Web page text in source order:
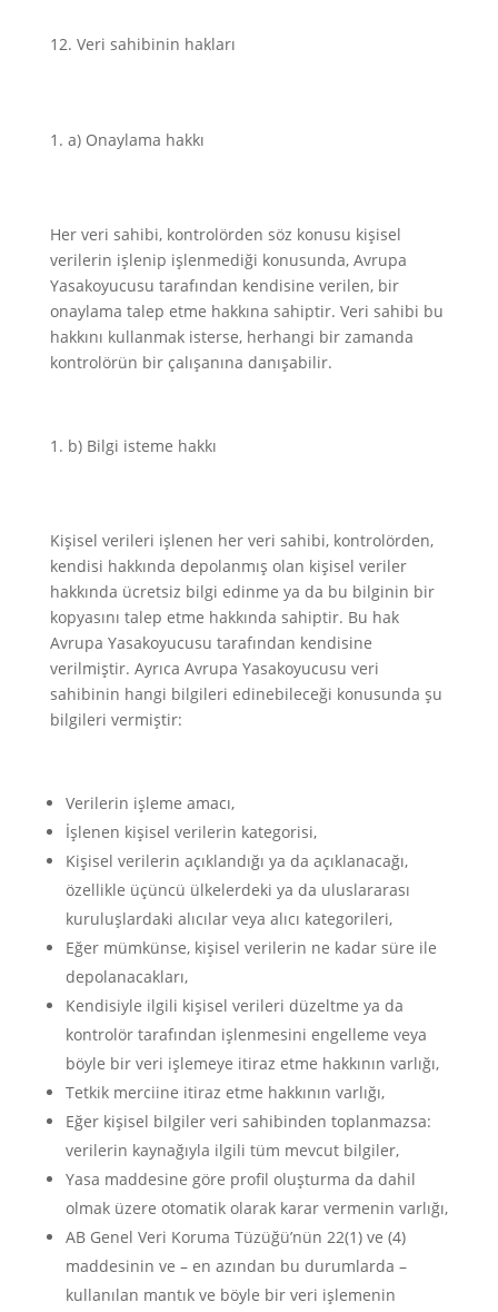
Veri sahibinin hakları
a) Onaylama hakkı
Her veri sahibi, kontrolörden söz konusu kişisel
verilerin işlenip işlenmediği konusunda, Avrupa
Yasakoyucusu tarafından kendisine verilen, bir
onaylama talep etme hakkına sahiptir. Veri sahibi bu
hakkını kullanmak isterse, herhangi bir zamanda
kontrolörün bir çalışanına danışabilir.
b) Bilgi isteme hakkı
Kişisel verileri işlenen her veri sahibi, kontrolörden,
kendisi hakkında depolanmış olan kişisel veriler
hakkında ücretsiz bilgi edinme ya da bu bilginin bir
kopyasını talep etme hakkında sahiptir. Bu hak
Avrupa Yasakoyucusu tarafından kendisine
verilmiştir. Ayrıca Avrupa Yasakoyucusu veri
sahibinin hangi bilgileri edinebileceği konusunda şu
bilgileri vermiştir:
Verilerin işleme amacı,
İşlenen kişisel verilerin kategorisi,
Kişisel verilerin açıklandığı ya da açıklanacağı,
özellikle üçüncü ülkelerdeki ya da uluslararası
kuruluşlardaki alıcılar veya alıcı kategorileri,
Eğer mümkünse, kişisel verilerin ne kadar süre ile
depolanacakları,
Kendisiyle ilgili kişisel verileri düzeltme ya da
kontrolör tarafından işlenmesini engelleme veya
böyle bir veri işlemeye itiraz etme hakkının varlığı,
Tetkik merciine itiraz etme hakkının varlığı,
Eğer kişisel bilgiler veri sahibinden toplanmazsa:
verilerin kaynağıyla ilgili tüm mevcut bilgiler,
Yasa maddesine göre profil oluşturma da dahil
olmak üzere otomatik olarak karar vermenin varlığı,
AB Genel Veri Koruma Tüzüğü’nün 22(1) ve (4)
maddesinin ve – en azından bu durumlarda –
kullanılan mantık ve böyle bir veri işlemenin